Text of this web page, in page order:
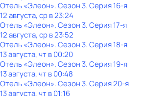
Отель «Элеон». Сезон 3. Серия 16-я
12 августа, ср в 23:24
Отель «Элеон». Сезон 3. Серия 17-я
12 августа, ср в 23:52
Отель «Элеон». Сезон 3. Серия 18-я
13 августа, чт в 00:20
Отель «Элеон». Сезон 3. Серия 19-я
13 августа, чт в 00:48
Отель «Элеон». Сезон 3. Серия 20-я
13 августа, чт в 01:16